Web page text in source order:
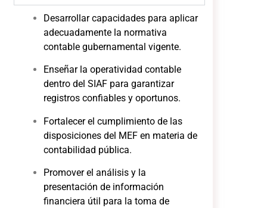
Desarrollar capacidades para aplicar
adecuadamente la normativa
contable gubernamental vigente.
Enseñar la operatividad contable
dentro del SIAF para garantizar
registros confiables y oportunos.
Fortalecer el cumplimiento de las
disposiciones del MEF en materia de
contabilidad pública.
Promover el análisis y la
presentación de información
financiera útil para la toma de